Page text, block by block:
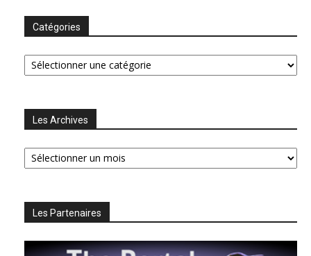
Catégories
Catégories
Les Archives
Les
Archives
Les Partenaires